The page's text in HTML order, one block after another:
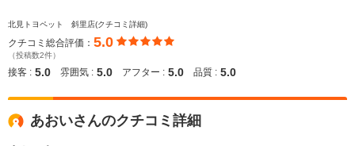
北見トヨペット 斜里店(クチコミ詳細)
クチコミ総合評価： 5.0
（投稿数2件）
接客 : 5.0 雰囲気 : 5.0 アフター : 5.0 品質 : 5.0
あおいさんのクチコミ詳細